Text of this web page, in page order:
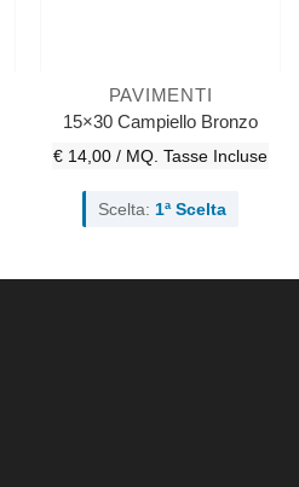
PAVIMENTI
15×30 Campiello Bronzo
€ 14,00 / MQ. Tasse Incluse
Scelta: 1ª Scelta